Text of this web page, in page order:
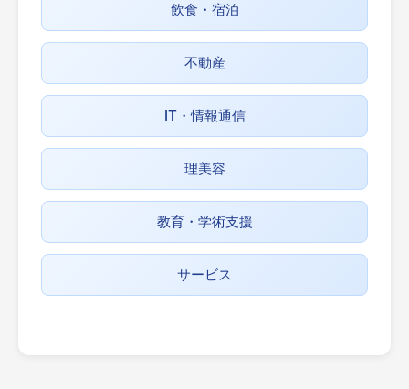
飲食・宿泊
不動産
IT・情報通信
理美容
教育・学術支援
サービス